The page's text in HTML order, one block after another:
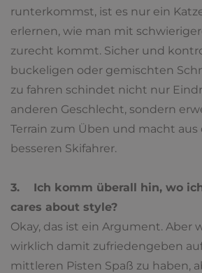
runterkommst, ist es nur ein
erlernen, wie man mit
zurecht kommt. Sicher und
buckeligen oder gemischten
zu fahren schindet nicht nur
anderen Geschlecht, sondern
Terrain zum Üben und macht aus
besseren Skifahrer.
3. Ich komm überall hin, wo
cares about style?
Okay, das ist ein Argument. Aber
wirklich damit zufriedengeben
mittleren Pisten Spaß zu haben,